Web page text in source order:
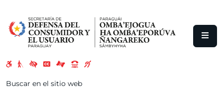
Buscar en el sitio web